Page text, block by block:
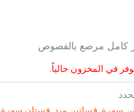
كامل مرصع بالفصوص
في المخزون حالياً.